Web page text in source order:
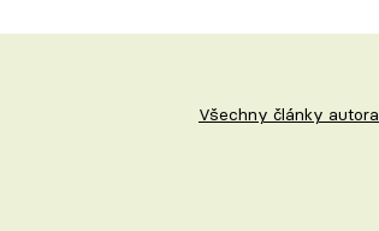
Všechny články autora